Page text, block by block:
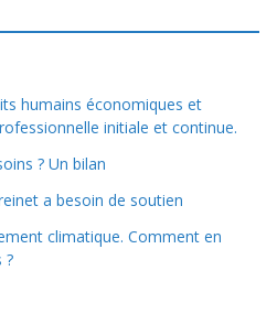
humains économiques et
initiale et continue.
? Un bilan
a besoin de soutien
climatique. Comment en
?